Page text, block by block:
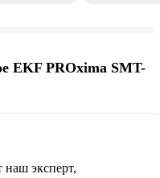
EKF PROxima SMT-
наш эксперт,